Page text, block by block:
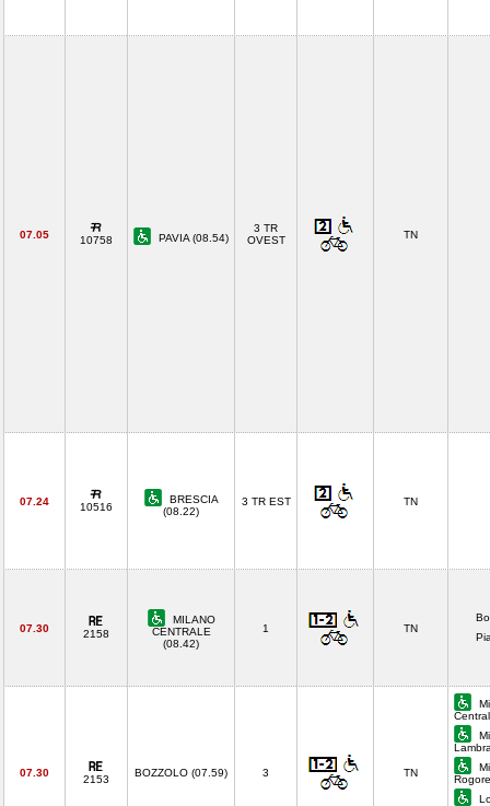
07.05 10758 PAVIA (08.54)
3 TR
OVEST
TN
07.24 10516
BRESCIA
(08.22)
3 TR EST TN
07.30 2158
MILANO
CENTRALE
(08.42)
1 TN
07.30
2153
BOZZOLO (07.59) 3 TN